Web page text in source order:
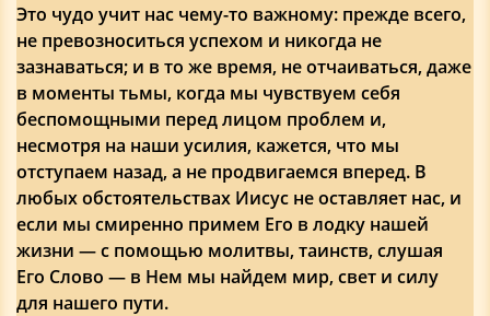
Это чудо учит нас чему-то важному: прежде всего,
не превозноситься успехом и никогда не
зазнаваться; и в то же время, не отчаиваться, даже
в моменты тьмы, когда мы чувствуем себя
беспомощными перед лицом проблем и,
несмотря на наши усилия, кажется, что мы
отступаем назад, а не продвигаемся вперед. В
любых обстоятельствах Иисус не оставляет нас, и
если мы смиренно примем Его в лодку нашей
жизни — с помощью молитвы, таинств, слушая
Его Слово — в Нем мы найдем мир, свет и силу
для нашего пути.